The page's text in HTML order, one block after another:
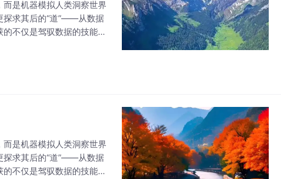
是机器模拟人类洞察世界
探求其后的“道”——从数据
不仅是驾驭数据的技能，
是机器模拟人类洞察世界
探求其后的“道”——从数据
不仅是驾驭数据的技能，